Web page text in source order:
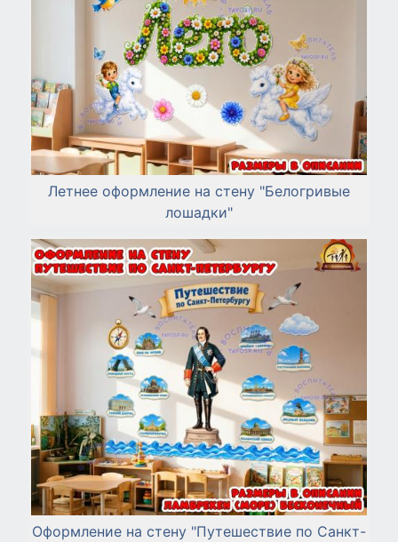
Летнее оформление на стену "Белогривые
лошадки"
Оформление на стену "Путешествие по Санкт-